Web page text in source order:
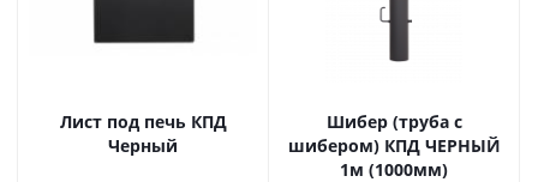
Лист под печь КПД
Черный
Шибер (труба с
шибером) КПД ЧЕРНЫЙ
1м (1000мм)